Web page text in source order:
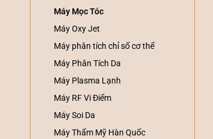
Máy Mọc Tóc
Máy Oxy Jet
Máy phân tích chỉ số cơ thể
Máy Phân Tích Da
Máy Plasma Lạnh
Máy RF Vi Điểm
Máy Soi Da
Máy Thẩm Mỹ Hàn Quốc